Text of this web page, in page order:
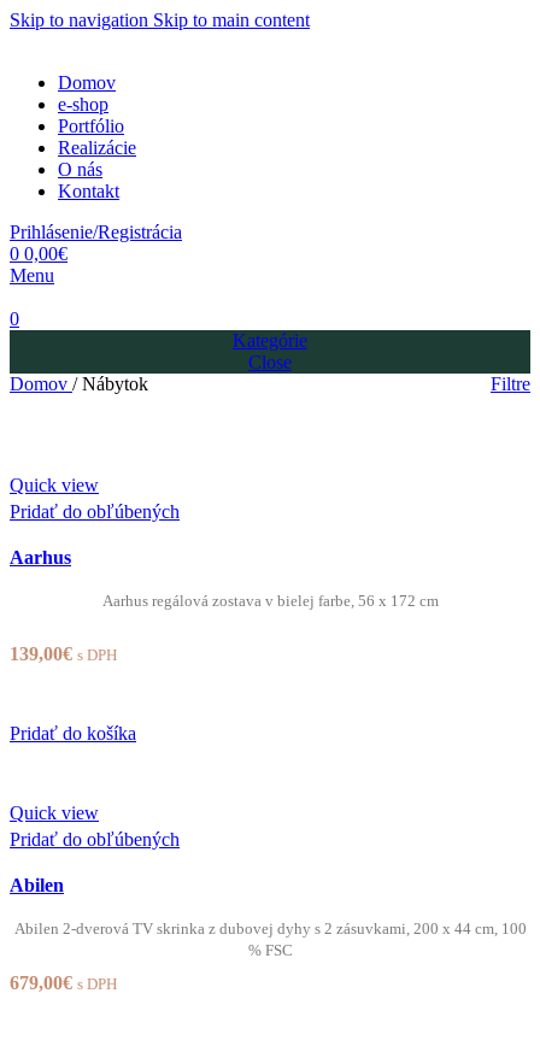
Skip to navigation Skip to main content
Domov
e-shop
Portfólio
Realizácie
O nás
Kontakt
Prihlásenie/Registrácia
0 0,00€
Menu
0
Kategórie
Close
Domov / Nábytok Filtre
Quick view
Pridať do obľúbených
Aarhus
Aarhus regálová zostava v bielej farbe, 56 x 172 cm
139,00€ s DPH
Pridať do košíka
Quick view
Pridať do obľúbených
Abilen
Abilen 2-dverová TV skrinka z dubovej dyhy s 2 zásuvkami, 200 x 44 cm, 100
% FSC
679,00€ s DPH